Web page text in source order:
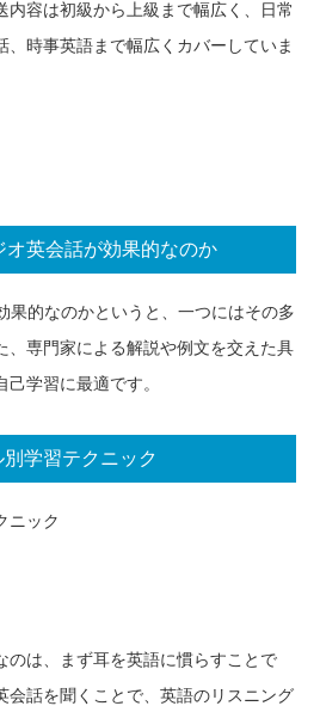
内容は初級から上級まで幅広く、日常
、時事英語まで幅広くカバーしていま
オ英会話が効果的なのか
果的なのかというと、一つにはその多
、専門家による解説や例文を交えた具
学習に最適です。
別学習テクニック
ニック
のは、まず耳を英語に慣らすことで
会話を聞くことで、英語のリスニング